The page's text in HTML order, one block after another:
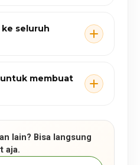
seluruh
untuk membuat
lain? Bisa langsung
aja.